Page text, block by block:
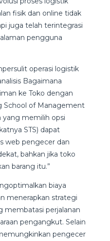
fisik dan online tidak
juga telah terintegrasi
pengguna
operasi logistik
Bagaimana
ke Toko dengan
School of Management
yang memilih opsi
STS) dapat
web pengecer dan
bahkan jika toko
barang itu.”
biaya
menerapkan strategi
membatasi perjalanan
pengangkut. Selain
pengecer